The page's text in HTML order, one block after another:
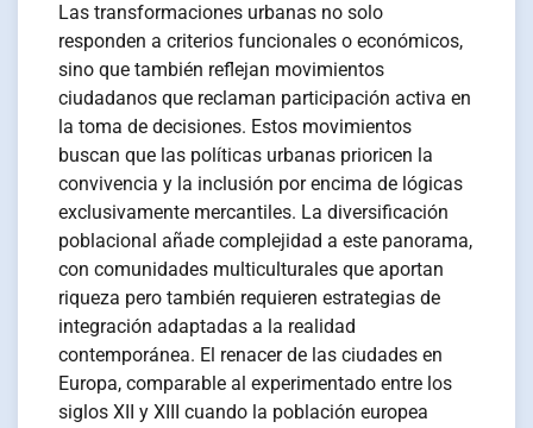
Las transformaciones urbanas no solo
responden a criterios funcionales o económicos,
sino que también reflejan movimientos
ciudadanos que reclaman participación activa en
la toma de decisiones. Estos movimientos
buscan que las políticas urbanas prioricen la
convivencia y la inclusión por encima de lógicas
exclusivamente mercantiles. La diversificación
poblacional añade complejidad a este panorama,
con comunidades multiculturales que aportan
riqueza pero también requieren estrategias de
integración adaptadas a la realidad
contemporánea. El renacer de las ciudades en
Europa, comparable al experimentado entre los
siglos XII y XIII cuando la población europea